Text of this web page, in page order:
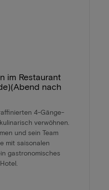
im Restaurant
nach
4-Gänge-
verwöhnen.
und sein Team
mit saisonalen
gastronomisches